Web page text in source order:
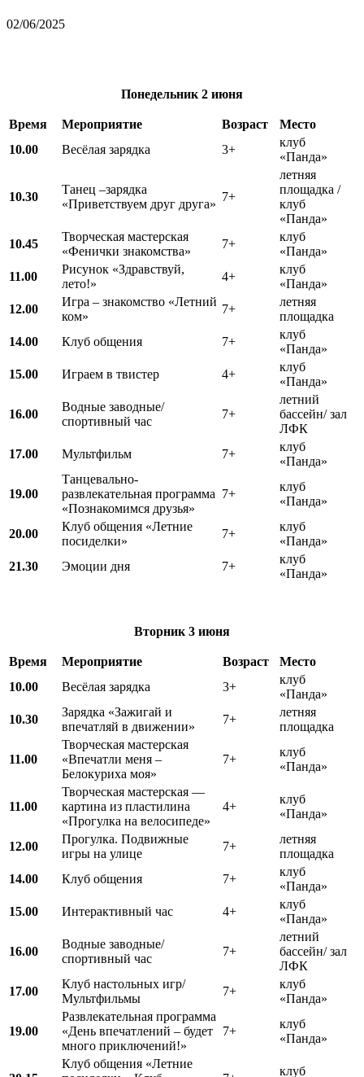
02/06/2025
Понедельник 2 июня
Время Мероприятие Возраст
Место
10.00
Весёлая зарядка 3+
клуб
«Панда»
10.30
Танец –зарядка
«Приветствуем друг друга»
7+
летняя
площадка /
клуб
«Панда»
10.45
Творческая мастерская
«Фенички знакомства»
7+
клуб
«Панда»
11.00
Рисунок «Здравствуй,
лето!»
4+
клуб
«Панда»
12.00
Игра – знакомство «Летний
ком»
7+
летняя
площадка
14.00
Клуб общения 7+
клуб
«Панда»
15.00
Играем в твистер 4+
клуб
«Панда»
16.00
Водные заводные/
спортивный час
7+
летний
бассейн/ зал
ЛФК
17.00
Мультфильм 7+
клуб
«Панда»
19.00
Танцевально-
развлекательная программа
«Познакомимся друзья»
7+
клуб
«Панда»
20.00
Клуб общения «Летние
посиделки»
7+
клуб
«Панда»
21.30
Эмоции дня 7+
клуб
«Панда»
Вторник 3 июня
Время Мероприятие Возраст
Место
10.00
Весёлая зарядка 3+
клуб
«Панда»
10.30
Зарядка «Зажигай и
впечатляй в движении»
7+
летняя
площадка
11.00
Творческая мастерская
«Впечатли меня –
Белокуриха моя»
7+
клуб
«Панда»
11.00
Творческая мастерская —
картина из пластилина
«Прогулка на велосипеде»
4+
клуб
«Панда»
12.00
Прогулка. Подвижные
игры на улице
7+
летняя
площадка
14.00
Клуб общения 7+
клуб
«Панда»
15.00
Интерактивный час 4+
клуб
«Панда»
16.00
Водные заводные/
спортивный час
7+
летний
бассейн/ зал
ЛФК
17.00
Клуб настольных игр/
Мультфильмы
7+
клуб
«Панда»
19.00
Развлекательная программа
«День впечатлений – будет
много приключений!»
7+
клуб
«Панда»
Клуб общения «Летние
клуб